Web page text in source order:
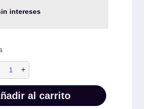
intereses
+
al carrito